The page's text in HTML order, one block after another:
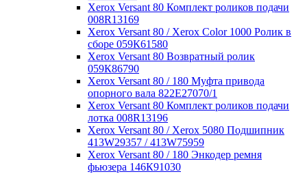
Xerox Versant 80 Комплект роликов подачи
008R13169
Xerox Versant 80 / Xerox Color 1000 Ролик в
сборе 059К61580
Xerox Versant 80 Возвратный ролик
059К86790
Xerox Versant 80 / 180 Муфта привода
опорного вала 822Е27070/1
Xerox Versant 80 Комплект роликов подачи
лотка 008R13196
Xerox Versant 80 / Xerox 5080 Подшипник
413W29357 / 413W75959
Xerox Versant 80 / 180 Энкодер ремня
фьюзера 146К91030